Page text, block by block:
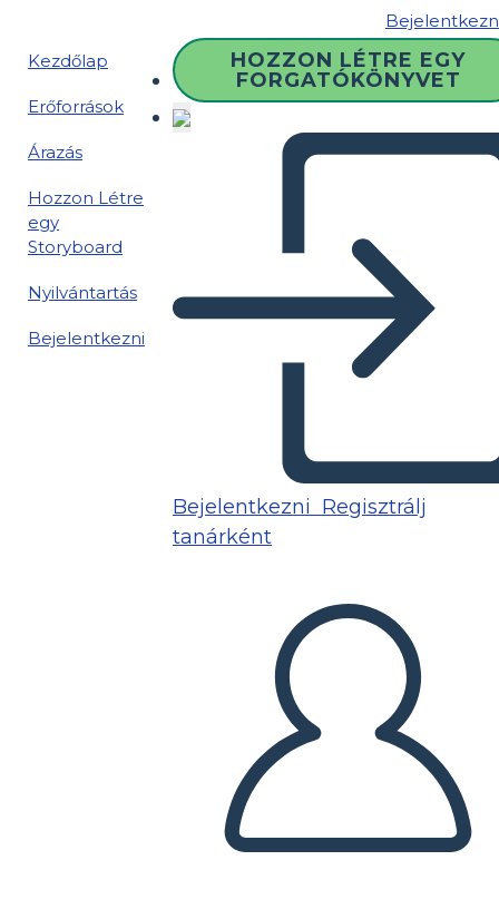
Kezdőlap
Erőforrások
Árazás
Hozzon Létre
egy
Storyboard
Nyilvántartás
Bejelentkezni
HOZZON LÉTRE EGY
FORGATÓKÖNYVET
Bejelentkezni Regisztrálj
tanárként